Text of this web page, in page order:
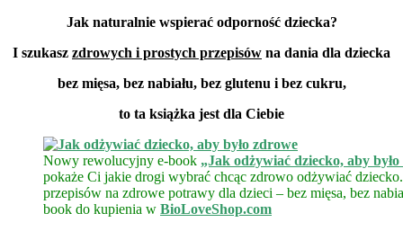
Jak naturalnie wspierać odporność dziecka?
I szukasz zdrowych i prostych przepisów na dania dla dziecka
bez mięsa, bez nabiału, bez glutenu i bez cukru,
to ta książka jest dla Ciebie
Nowy rewolucyjny e-book „Jak odżywiać dziecko, aby
pokaże Ci jakie drogi wybrać chcąc zdrowo odżywiać
przepisów na zdrowe potrawy dla dzieci – bez mięsa, bez
book do kupienia w BioLoveShop.com